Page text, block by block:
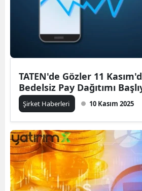
TATEN'de Gözler 11
Bedelsiz Pay Dağıtımı
Şirket Haberleri 10 Kasım 2025